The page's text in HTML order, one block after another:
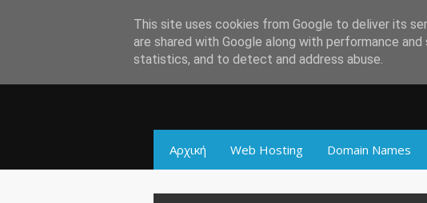
Αρχική Web Hosting Domain Names
This site uses cookies from Google to deliver its
are shared with Google along with performance
statistics, and to detect and address abuse.